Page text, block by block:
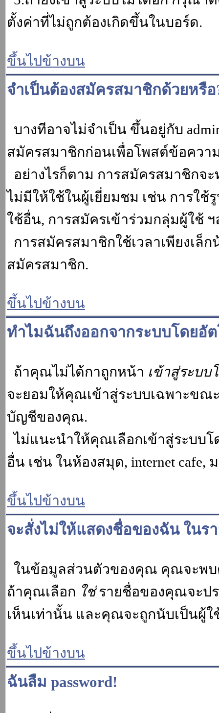
ตั้งค่าที่ไม่ถูกต้องเกิดขึ้นในบอร์ด.
ขึ้นไปข้างบน
จำเป็นต้องสมัครสมาชิกด้วยหรือ
บางทีอาจไม่จำเป็น ขึ้นอยู่กับ
สมัครสมาชิกก่อนเพื่อโพสต์ข้อควา
อย่างไรก็ตาม การสมัครสมาชิก
ไม่มีให้ใช้ในผู้เยี่ยมชม เช่น การใช้
ใช้อื่น, การสมัครเข้าร่วมกลุ่มผู้ใช้ ฯ
การสมัครสมาชิกใช้เวลาเพียงเ
สมัครสมาชิก.
ขึ้นไปข้างบน
ทำไมฉันถึงออกจากระบบโดยอั
ถ้าคุณไม่ได้กาถูกหน้า เข้าสู่ระบ
จะยอมให้คุณเข้าสู่ระบบเฉพาะขณ
บัญชีของคุณ.
ไม่แนะนำให้คุณเลือกเข้าสู่ระบบ
อื่น เช่น ในห้องสมุด, internet cafe,
ขึ้นไปข้างบน
จะสั่งไม่ให้แสดงชื่อของฉัน ในร
ในข้อมูลส่วนตัวของคุณ คุณจะพบ
ถ้าคุณเลือก ใช่รายชื่อของคุณจะปร
เห็นเท่านั้น และคุณจะถูกนับเป็นผู้
ขึ้นไปข้างบน
ฉันลืม password!